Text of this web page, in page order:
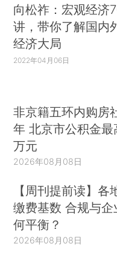
向松祚：宏观经济
讲，带你了解国内
经济大局
2022年04月06日
非京籍五环内购房
年 北京市公积金
万元
2026年08月08日
【周刊提前读】各
缴费基数 合规与企
何平衡？
2026年08月08日